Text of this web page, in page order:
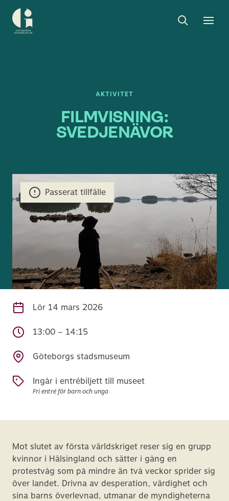
Göteborgs
Toggle
AKTIVITET
FILMVISNING:
SVEDJENÄVOR
Passerat tillfälle
Lör 14 mars 2026
13:00 – 14:15
Göteborgs stadsmuseum
Ingår i entrébiljett till museet
Fri entré för barn och unga
Mot slutet av första världskriget reser sig en grupp
kvinnor i Hälsingland och sätter i gång en
protestvåg som på mindre än två veckor sprider sig
över landet. Drivna av desperation, värdighet och
sina barns överlevnad, utmanar de myndigheterna